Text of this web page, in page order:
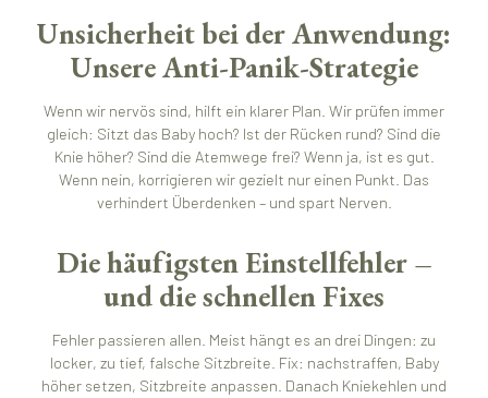
Unsicherheit bei der Anwendung:
Unsere Anti-Panik-Strategie
Wenn wir nervös sind, hilft ein klarer Plan. Wir prüfen immer
gleich: Sitzt das Baby hoch? Ist der Rücken rund? Sind die
Knie höher? Sind die Atemwege frei? Wenn ja, ist es gut.
Wenn nein, korrigieren wir gezielt nur einen Punkt. Das
verhindert Überdenken – und spart Nerven.
Die häufigsten Einstellfehler –
und die schnellen Fixes
Fehler passieren allen. Meist hängt es an drei Dingen: zu
locker, zu tief, falsche Sitzbreite. Fix: nachstraffen, Baby
höher setzen, Sitzbreite anpassen. Danach Kniekehlen und